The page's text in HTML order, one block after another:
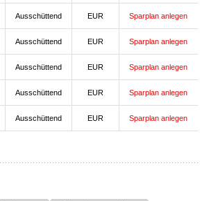
Ausschüttend EUR Sparplan anlegen
Ausschüttend EUR Sparplan anlegen
Ausschüttend EUR Sparplan anlegen
Ausschüttend EUR Sparplan anlegen
Ausschüttend EUR Sparplan anlegen